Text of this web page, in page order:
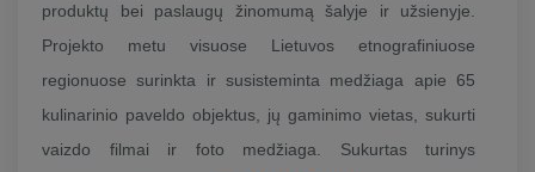
produktų bei paslaugų žinomumą šalyje ir užsienyje.
Projekto metu visuose Lietuvos etnografiniuose
regionuose surinkta ir susisteminta medžiaga apie 65
kulinarinio paveldo objektus, jų gaminimo vietas, sukurti
vaizdo filmai ir foto medžiaga. Sukurtas turinys